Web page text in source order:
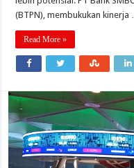
(BTPN), membukukan kinerja
Read More »